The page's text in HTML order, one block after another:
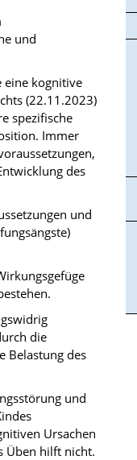
und
eine kognitive
(22.11.2023)
spezifische
Immer
des
und
die
Belastung des
und
Ursachen
Üben hilft nicht.